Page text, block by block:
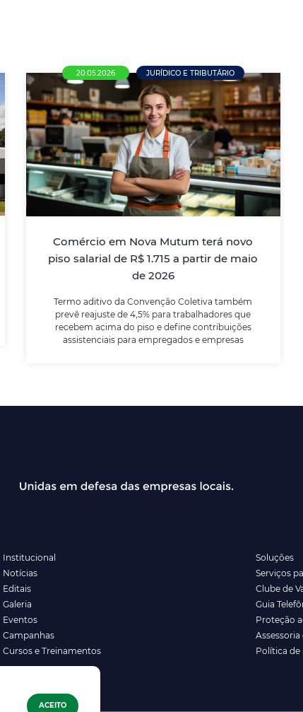
ACEITO
20.05.2026 JURÍDICO E TRIBUTÁRIO
Comércio em Nova Mutum terá novo
piso salarial de R$ 1.715 a partir de maio
de 2026
Termo aditivo da Convenção Coletiva também
prevê reajuste de 4,5% para trabalhadores que
recebem acima do piso e define contribuições
assistenciais para empregados e empresas
Comércio em Nova Mutum terá
novo piso salarial de R$ 1.715 a
partir de maio de 2026
Termo aditivo da Convenção Coletiva
trabalhadores que recebem acima do piso e
empregados e empresas
LEIA MAIS
Institucional
Notícias
Editais
Galeria
Eventos
Campanhas
Cursos e Treinamentos
Soluções
Serviços
Clube de
Guia
Proteção
Política de